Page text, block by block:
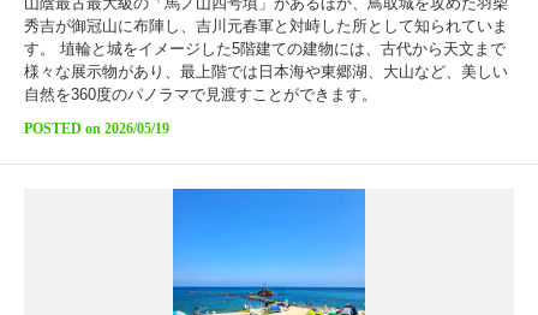
秀吉が御冠山に布陣し、吉川元春軍と対峙した所として知られていま
す。 埴輪と城をイメージした5階建ての建物には、古代から天文まで
様々な展示物があり、最上階では日本海や東郷湖、大山など、美しい
自然を360度のパノラマで見渡すことができます。
POSTED on 2026/05/19